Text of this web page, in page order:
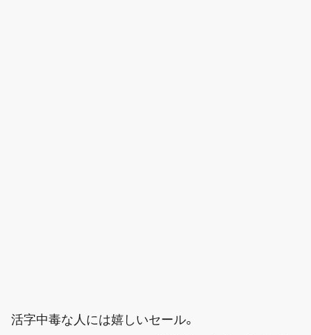
活字中毒な人には嬉しいセール。